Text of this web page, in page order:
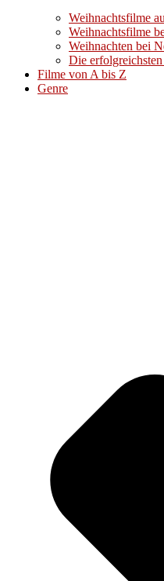
Weihnachtsfilme
Weihnachtsfilme
Weihnachten bei
Die
Filme von A bis Z
Genre